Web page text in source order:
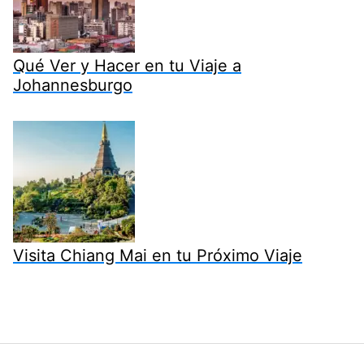
Qué Ver y Hacer en tu Viaje a
Johannesburgo
Visita Chiang Mai en tu Próximo Viaje